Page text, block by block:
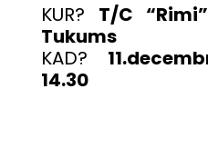
KUR? T/C
Tukums
KAD?
14.30